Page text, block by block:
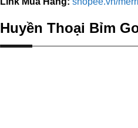
Huyền Thoại Bỉm